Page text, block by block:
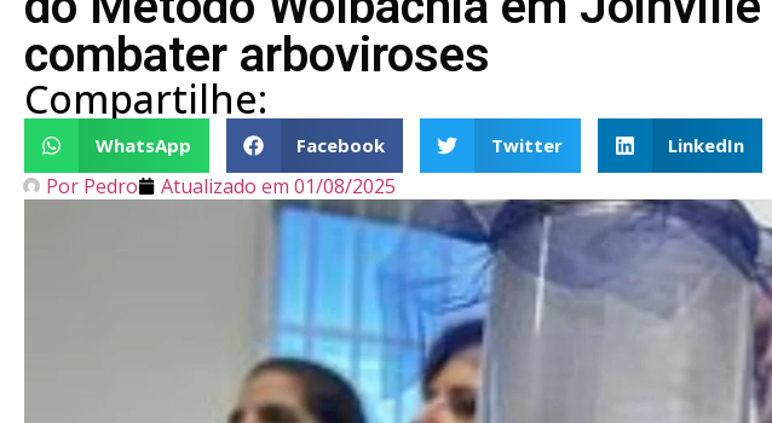
combater arboviroses
Compartilhe:
WhatsApp Facebook Twitter LinkedIn
Por Pedro Atualizado em 01/08/2025